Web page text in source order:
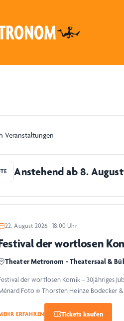
Anstehend ab 8.
22. August 2026 · 18:00 Uhr
der wortlosen
Theater Metronom - Theatersaal &
der wortlosen Komik – 30jähriges
Foto © Thorsten Heinze Bodecker
ERFAHREN